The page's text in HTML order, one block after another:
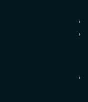
›
›
›